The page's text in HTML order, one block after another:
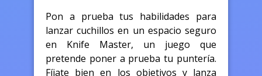
Pon a prueba tus habilidades para
lanzar cuchillos en un espacio seguro
en Knife Master, un juego que
pretende poner a prueba tu puntería.
Fíjate bien en los objetivos y lanza